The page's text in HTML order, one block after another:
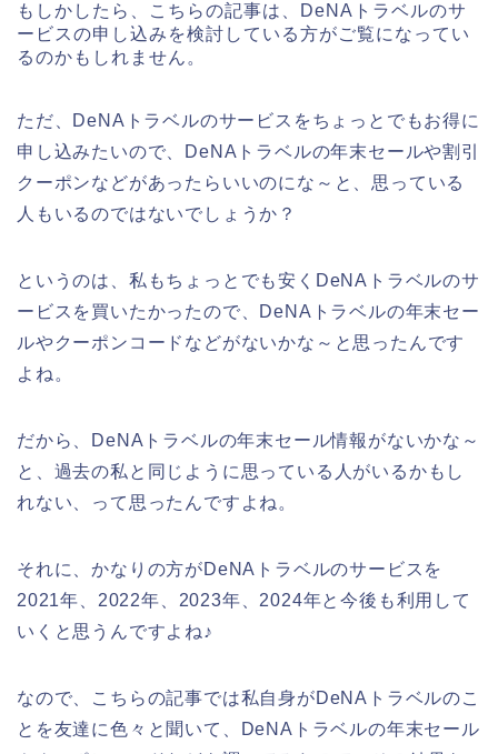
もしかしたら、こちらの記事は、DeNAトラベルのサ
ービスの申し込みを検討している方がご覧になってい
るのかもしれません。
ただ、DeNAトラベルのサービスをちょっとでもお得に
申し込みたいので、DeNAトラベルの年末セールや割引
クーポンなどがあったらいいのにな～と、思っている
人もいるのではないでしょうか？
というのは、私もちょっとでも安くDeNAトラベルのサ
ービスを買いたかったので、DeNAトラベルの年末セー
ルやクーポンコードなどがないかな～と思ったんです
よね。
だから、DeNAトラベルの年末セール情報がないかな～
と、過去の私と同じように思っている人がいるかもし
れない、って思ったんですよね。
それに、かなりの方がDeNAトラベルのサービスを
2021年、2022年、2023年、2024年と今後も利用して
いくと思うんですよね♪
なので、こちらの記事では私自身がDeNAトラベルのこ
とを友達に色々と聞いて、DeNAトラベルの年末セール